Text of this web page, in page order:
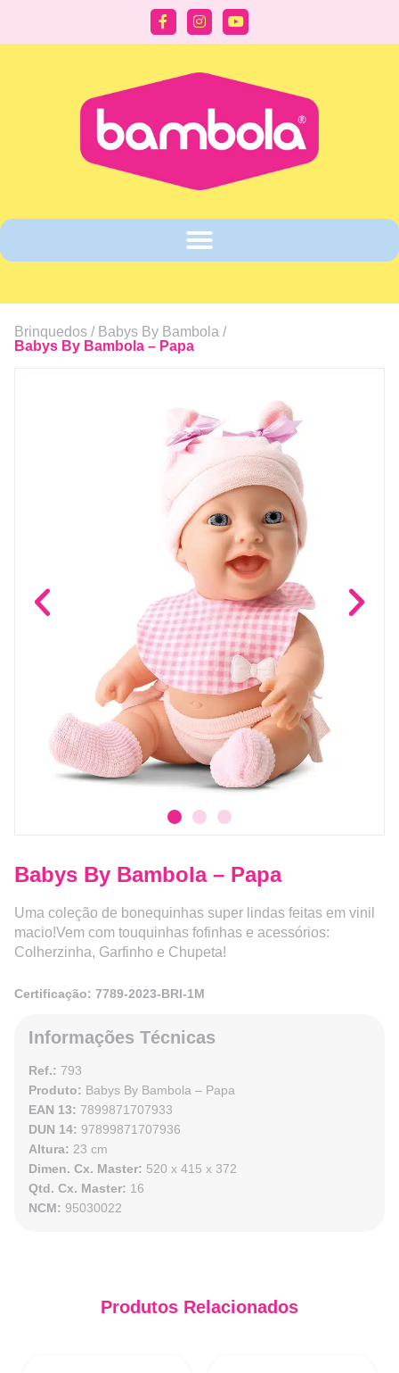
Brinquedos / Babys By Bambola /
Babys By Bambola – Papa
Babys By Bambola – Papa
Uma coleção de bonequinhas super lindas feitas em vinil
macio!Vem com touquinhas fofinhas e acessórios:
Colherzinha, Garfinho e Chupeta!
Certificação: 7789-2023-BRI-1M
Informações Técnicas
Ref.: 793
Produto: Babys By Bambola – Papa
EAN 13: 7899871707933
DUN 14: 97899871707936
Altura: 23 cm
Dimen. Cx. Master: 520 x 415 x 372
Qtd. Cx. Master: 16
NCM: 95030022
Produtos Relacionados